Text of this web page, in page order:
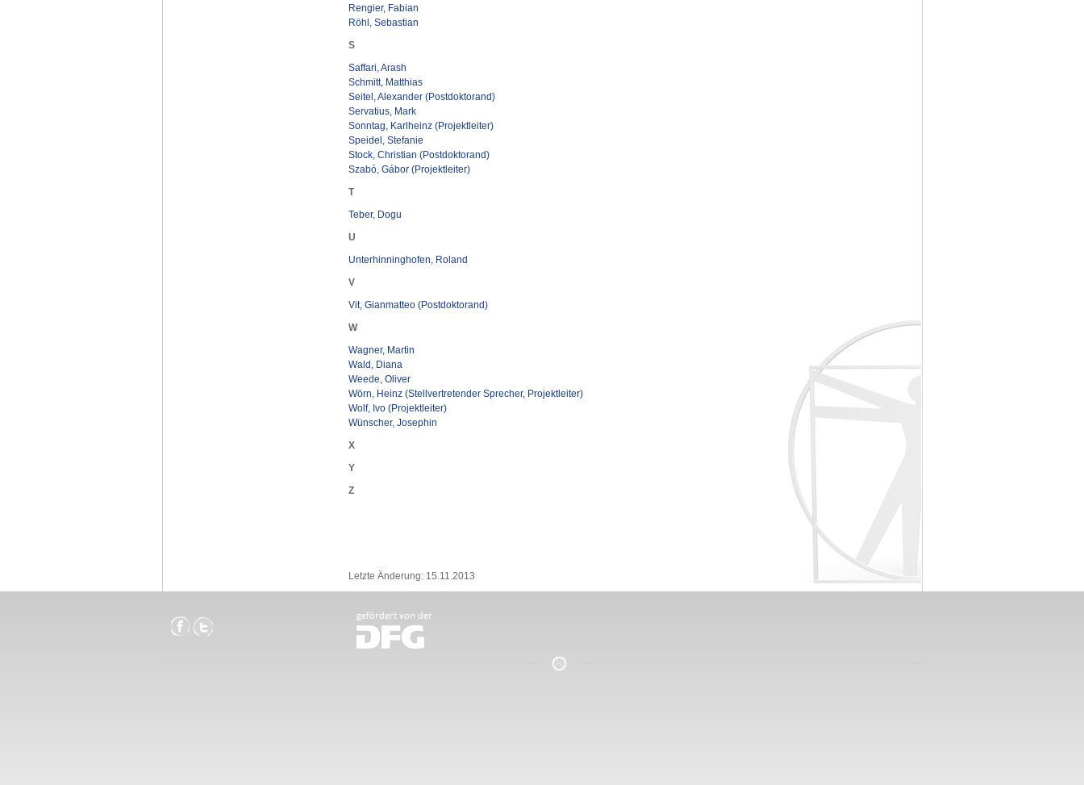
Rengier, Fabian
Röhl, Sebastian
S
Saffari, Arash
Schmitt, Matthias
Seitel, Alexander (Postdoktorand)
Servatius, Mark
Sonntag, Karlheinz (Projektleiter)
Speidel, Stefanie
Stock, Christian (Postdoktorand)
Szabó, Gábor (Projektleiter)
T
Teber, Dogu
U
Unterhinninghofen, Roland
V
Vit, Gianmatteo (Postdoktorand)
W
Wagner, Martin
Wald, Diana
Weede, Oliver
Wörn, Heinz (Stellvertretender Sprecher, Projektleiter)
Wolf, Ivo (Projektleiter)
Wünscher, Josephin
X
Y
Z
Letzte Änderung: 15.11.2013